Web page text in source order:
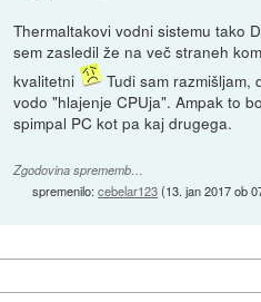
Thermaltakovi vodni sistemu tako
sem zasledil že na več straneh
kvalitetni
Tudi sam
vodo "hlajenje CPUja". Ampak to
spimpal PC kot pa kaj drugega.
Zgodovina sprememb…
spremenilo:cebelar123(13. jan 2017 ob